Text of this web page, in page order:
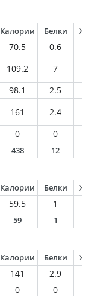
Калории Белки
70.5 0.6
109.2 7
98.1 2.5
161 2.4
0 0
438 12
Калории Белки
59.5 1
59 1
Калории Белки
141 2.9
0 0